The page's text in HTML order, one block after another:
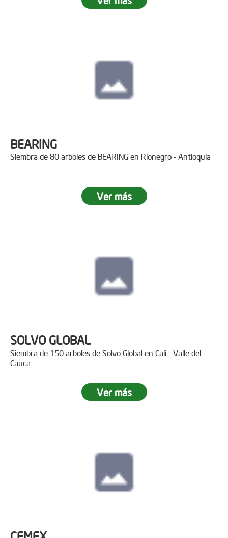
BEARING
Siembra de 80 arboles de BEARING en Rionegro - Antioquia
Ver más
SOLVO GLOBAL
Siembra de 150 arboles de Solvo Global en Cali - Valle del
Cauca
Ver más